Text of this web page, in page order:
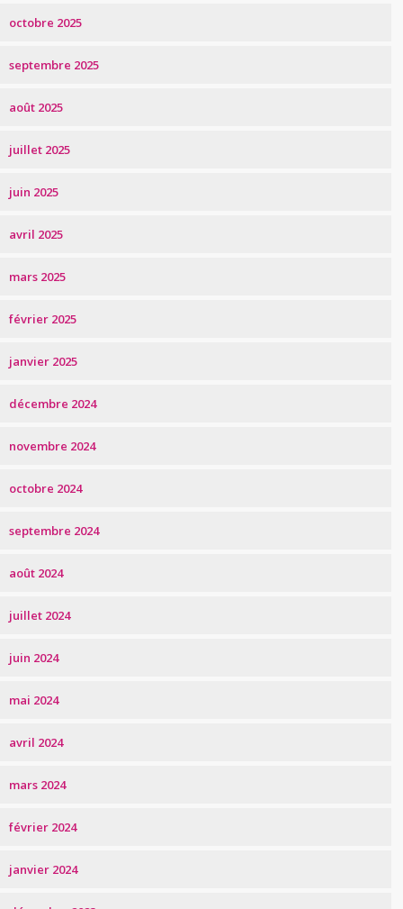
octobre 2025
septembre 2025
août 2025
juillet 2025
juin 2025
avril 2025
mars 2025
février 2025
janvier 2025
décembre 2024
novembre 2024
octobre 2024
septembre 2024
août 2024
juillet 2024
juin 2024
mai 2024
avril 2024
mars 2024
février 2024
janvier 2024